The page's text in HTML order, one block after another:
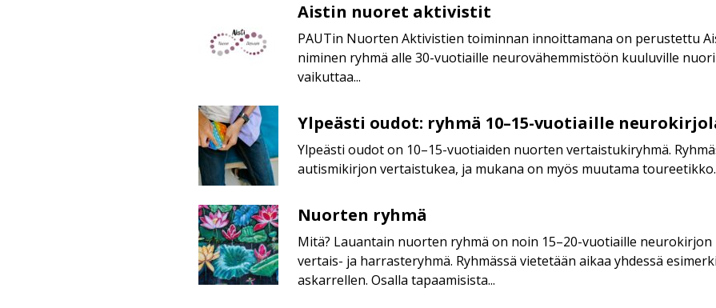
nuoret
aktivistit
Aistin nuoret aktivistit
PAUTin Nuorten Aktivistien toiminnan innoittamana on perustettu
niminen ryhmä alle 30-vuotiaille neurovähemmistöön kuuluville
vaikuttaa...
Ylpeästi
oudot:
ryhmä
10–
15-
vuotiaille
neurokirjolaisille
Ylpeästi oudot: ryhmä 10–15-vuotiaille
Ylpeästi oudot on 10–15-vuotiaiden nuorten vertaistukiryhmä.
autismikirjon vertaistukea, ja mukana on myös muutama toureetikko.
Nuorten
ryhmä
Nuorten ryhmä
Mitä? Lauantain nuorten ryhmä on noin 15–20-vuotiaille
vertais- ja harrasteryhmä. Ryhmässä vietetään aikaa yhdessä
askarrellen. Osalla tapaamisista...